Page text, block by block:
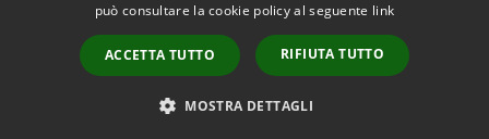
Accessibilità
Municipium•
Accesso
redazione
può consultare la cookie policy al seguente link
ACCETTA TUTTO RIFIUTA TUTTO
MOSTRA DETTAGLI